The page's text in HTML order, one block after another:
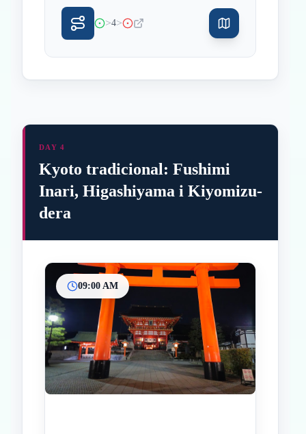
>4>
Paradas intermedias
DAY 4
Kyoto tradicional: Fushimi
Inari, Higashiyama i Kiyomizu-
dera
09:00 AM